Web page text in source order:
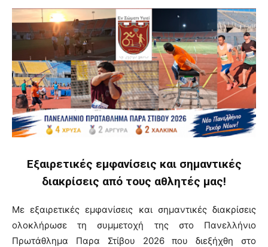
Eξαιρετικές εμφανίσεις και σημαντικές
διακρίσεις από τους αθλητές μας!
Με εξαιρετικές εμφανίσεις και σημαντικές διακρίσεις
ολοκλήρωσε τη συμμετοχή της στο Πανελλήνιο
Πρωτάθλημα Παρα Στίβου 2026 που διεξήχθη στο